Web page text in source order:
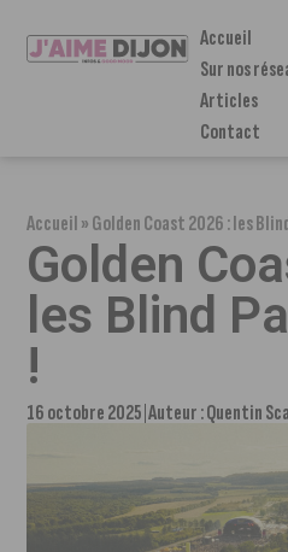
Accueil
Sur nos
Articles
Contact
Accueil»Golden Coast 2026 : les
Golden
les Blind
!
16 octobre 2025 Auteur :Quentin